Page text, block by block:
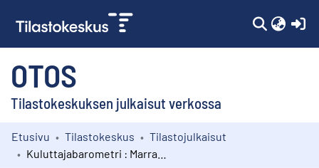
OTOS
Tilastokeskuksen julkaisut verkossa
Kokoelmat
Etusivu Tilastokeskus
Tilastojulkaisut